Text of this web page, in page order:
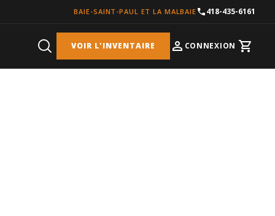
BAIE-SAINT-PAUL ET LA MALBAIE 418-435-6161
VOIR L'INVENTAIRE CONNEXION Cart